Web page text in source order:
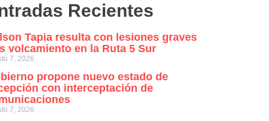
Recientes
Tapia resulta con lesiones graves
volcamiento en la Ruta 5 Sur
7, 2026
propone nuevo estado de
con interceptación de
7, 2026